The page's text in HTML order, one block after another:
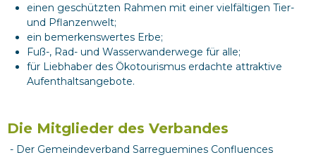
einen geschützten Rahmen mit einer vielfältigen Tier-
und Pflanzenwelt;
ein bemerkenswertes Erbe;
Fuß-, Rad- und Wasserwanderwege für alle;
für Liebhaber des Ökotourismus erdachte attraktive
Aufenthaltsangebote.
Die Mitglieder des Verbandes
- Der Gemeindeverband Sarreguemines Confluences